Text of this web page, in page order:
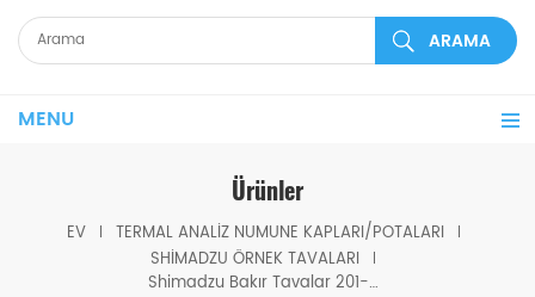
MENU
Ürünler
EV
TERMAL ANALIZ NUMUNE KAPLARI/POTALARI
SHIMADZU ÖRNEK TAVALARI
Shimadzu Bakır Tavalar 201-58294-90 için Shimadzu (DSC Potaları)